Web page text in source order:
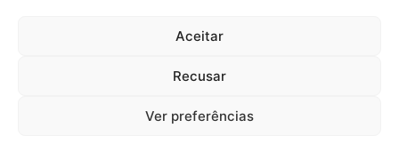
Aceitar
Recusar
Ver preferências
TERMOS E CONDIÇÕES
POLÍTICA DE COOKIES